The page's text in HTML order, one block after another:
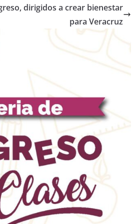
dirigidos a crear bienestar
para Veracruz